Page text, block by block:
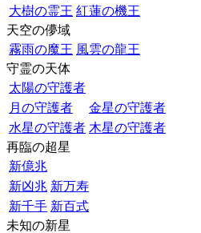
大樹の霊王 紅蓮の機王
天空の儚域
霧雨の魔王 風雲の龍王
守霊の天体
太陽の守護者
月の守護者
金星の守護者
水星の守護者 木星の守護者
再臨の超星
新億兆
新凶兆 新万寿
新千手 新百式
未知の新星